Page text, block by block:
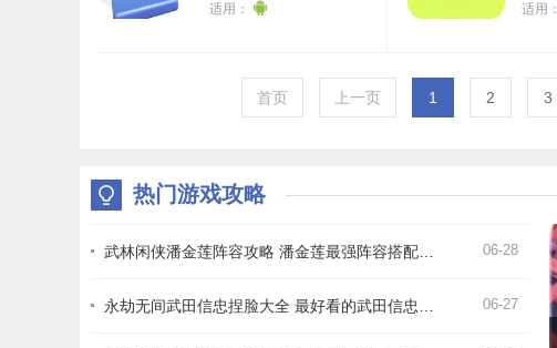
适用：
适用：
首页 上一页 1 2 3
热门游戏攻略
武林闲侠潘金莲阵容攻略 潘金莲最强阵容搭配推荐 06-28
永劫无间武田信忠捏脸大全 最好看的武田信忠捏脸数据一览 06-27